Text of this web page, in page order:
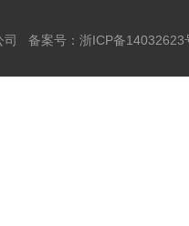
司 备案号： 浙ICP备14032623